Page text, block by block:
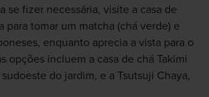
se fizer necessária, visite a casa de
para tomar um matcha (chá verde) e
enquanto aprecia a vista para o
opções incluem a casa de chá Takimi
do jardim, e a Tsutsuji Chaya,